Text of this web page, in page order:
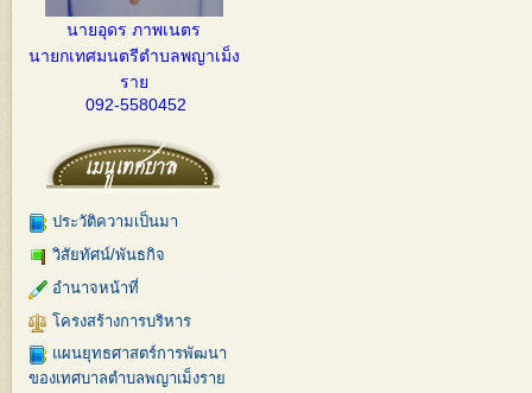
นายอุดร ภาพเนตร
นายกเทศมนตรีตำบลพญาเม็ง
ราย
092-5580452
ประวัติความเป็นมา
วิสัยทัศน์/พันธกิจ
อำนาจหน้าที่
โครงสร้างการบริหาร
แผนยุทธศาสตร์การพัฒนา
ของเทศบาลตำบลพญาเม็งราย